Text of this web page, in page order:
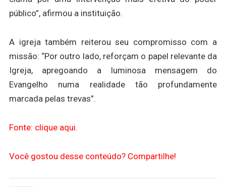
público”, afirmou a instituição.
A igreja também reiterou seu compromisso com a
missão: “Por outro lado, reforçam o papel relevante da
Igreja, apregoando a luminosa mensagem do
Evangelho numa realidade tão profundamente
marcada pelas trevas”.
Fonte: clique aqui.
Você gostou desse conteúdo? Compartilhe!